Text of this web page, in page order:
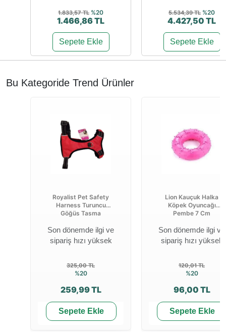
1.833,57 TL %20
1.466,86 TL
Sepete Ekle
5.534,39 TL %20
4.427,50 TL
Sepete Ekle
Bu Kategoride Trend Ürünler
Royalist Pet Safety
Harness Turuncu
Göğüs Tasma
Son dönemde ilgi ve
sipariş hızı yüksek
325,00 TL
%20
259,99 TL
Sepete Ekle
Lion Kauçuk Halka
Köpek Oyuncağı
Pembe 7 Cm
Son dönemde ilgi ve
sipariş hızı yüksek
120,01 TL
%20
96,00 TL
Sepete Ekle